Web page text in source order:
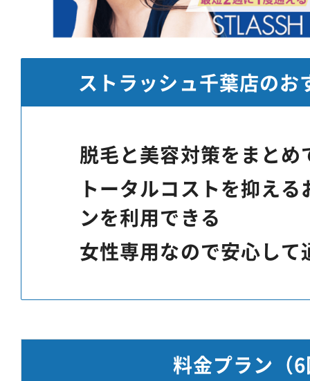
ストラッシュ千葉店のお
脱毛と美容対策をまとめ
トータルコストを抑え
ンを利用できる
女性専用なので安心して
料金プラン （